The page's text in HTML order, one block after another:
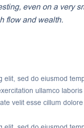
even on a very
flow and wealth.
elit, sed do eiusmod
ullamco
velit esse cillum